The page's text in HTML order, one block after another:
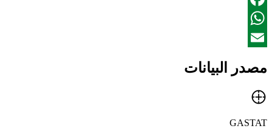
Facebook
WhatsApp
مصدر البيانات
GASTAT